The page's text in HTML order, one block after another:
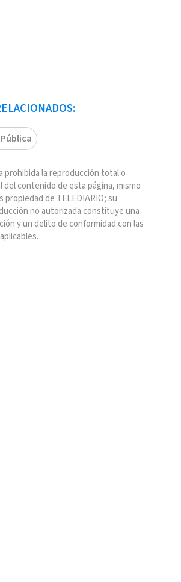
prohibida la reproducción total o
del contenido de esta página, mismo
propiedad de TELEDIARIO; su
no autorizada constituye una
y un delito de conformidad con las